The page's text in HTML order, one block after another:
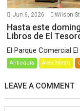
Jun 6, 2026 Wilson
Hasta este
Libros de El
El Parque Comercial
Antioquia Área Metro
LEAVE A COMMENT